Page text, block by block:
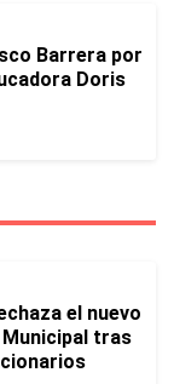
Barrera por
Doris
el nuevo
tras